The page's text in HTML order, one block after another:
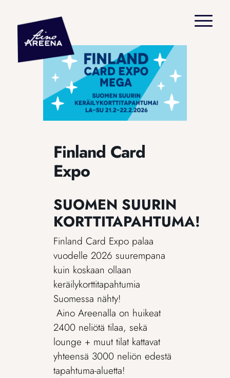
Finland Card
Expo
SUOMEN SUURIN
KORTTITAPAHTUMA!
Finland Card Expo palaa
vuodelle 2026 suurempana
kuin koskaan ollaan
keräilykorttitapahtumia
Suomessa nähty!
Aino Areenalla on huikeat
2400 neliötä tilaa, sekä
lounge + muut tilat kattavat
yhteensä 3000 neliön edestä
tapahtuma-aluetta!